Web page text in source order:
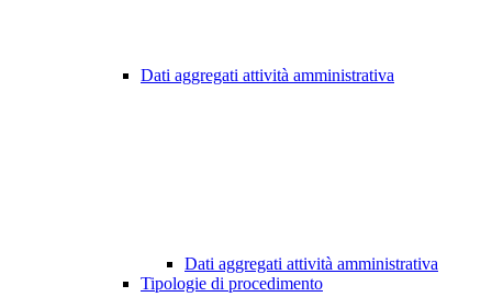
Dati aggregati attività amministrativa
Dati aggregati attività amministrativa
Tipologie di procedimento